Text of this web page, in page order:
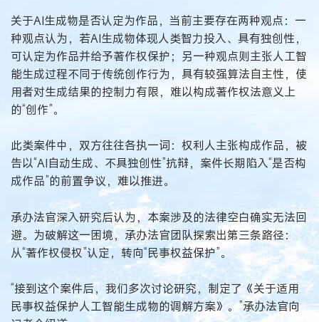
关于AI生成物是否认定为作品，当前主要存在两种观点：一
种观点认为，若AI生成物体现人类智力投入、具有独创性，
可认定为作品并给予著作权保护；另一种观点则主张人工智
能生成过程不同于传统创作行为，具有较强算法自主性，使
用者对生成结果的控制力有限，难以构成著作权法意义上
的“创作”。
此类案件中，双方往往各执一词：权利人主张构成作品，被
告以“AI自动生成、不具独创性”抗辩，案件长期陷入“是否构
成作品”的前置争议，难以推进。
承办法官深入研究后认为，本案涉及的法律空白确实无法回
避。为破解这一困境，承办法官团队探索出第三条路径：
从“著作权侵权”认定，转向“民事权益保护”。
“接到这个案件后，我们多次讨论研究，制定了《关于适用
民事权益保护人工智能生成物的调解方案》。”承办法官向